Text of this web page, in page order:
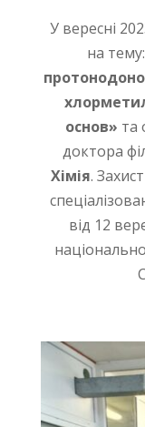
У вересні
на тему:
основ» та
доктора
Хімія.
від 12